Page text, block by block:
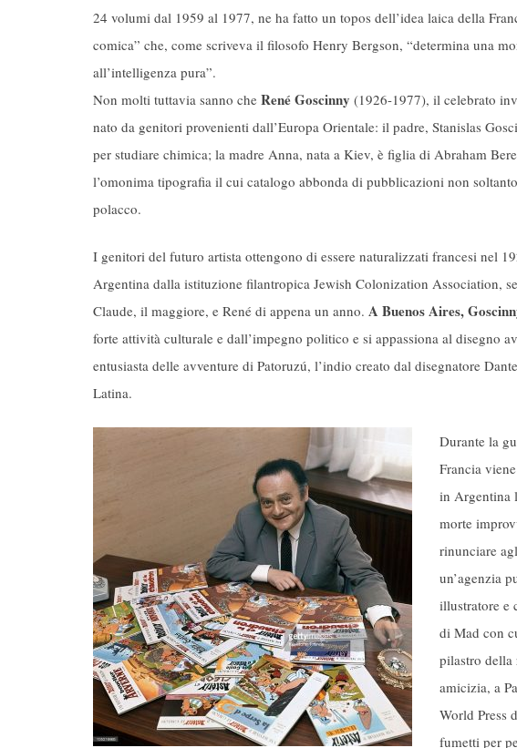
24 volumi dal 1959 al 1977, ne ha fatto un topos dell’idea laica della
comica” che, come scriveva il filosofo Henry Bergson, “determina una
all’intelligenza pura”.
Non molti tuttavia sanno che René Goscinny (1926-1977), il celebrato
nato da genitori provenienti dall’Europa Orientale: il padre, Stanislas
per studiare chimica; la madre Anna, nata a Kiev, è figlia di Abraham
l’omonima tipografia il cui catalogo abbonda di pubblicazioni non
polacco.
I genitori del futuro artista ottengono di essere naturalizzati francesi nel
Argentina dalla istituzione filantropica Jewish Colonization Association,
Claude, il maggiore, e René di appena un anno. A Buenos Aires,
forte attività culturale e dall’impegno politico e si appassiona al disegno
entusiasta delle avventure di Patoruzú, l’indio creato dal disegnatore
Latina.
Durante la
Francia
in Argentina
morte
rinunciare
un’agenzia
illustratore e
di Mad con
pilastro della
amicizia, a
World Press
fumetti per